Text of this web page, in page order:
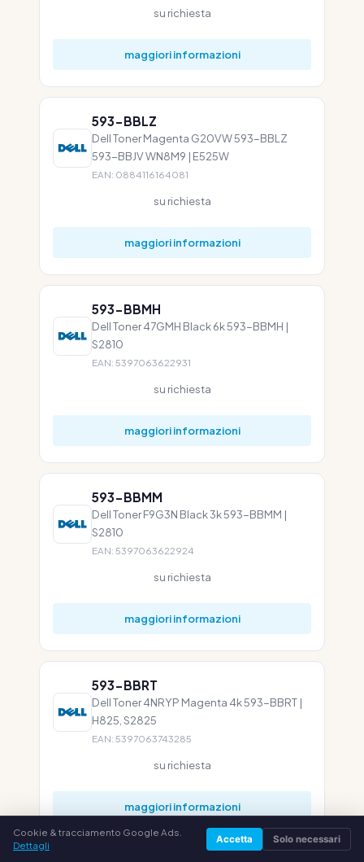
su richiesta
maggiori informazioni
593-BBLZ
Dell Toner Magenta G20VW 593-BBLZ
593-BBJV WN8M9 | E525W
EAN: 0884116164081
su richiesta
maggiori informazioni
593-BBMH
Dell Toner 47GMH Black 6k 593-BBMH |
S2810
EAN: 5397063622931
su richiesta
maggiori informazioni
593-BBMM
Dell Toner F9G3N Black 3k 593-BBMM |
S2810
EAN: 5397063622924
su richiesta
maggiori informazioni
593-BBRT
Dell Toner 4NRYP Magenta 4k 593-BBRT |
H825, S2825
EAN: 5397063743285
su richiesta
maggiori informazioni
Cookie & tracciamento Google Ads.
Dettagli
Accetta Solo necessari